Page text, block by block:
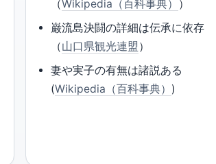
（Wikipedia（百科事典） ）
巌流島決闘の詳細は伝承に依存
（山口県観光連盟 ）
妻や実子の有無は諸説ある
(Wikipedia（百科事典） )